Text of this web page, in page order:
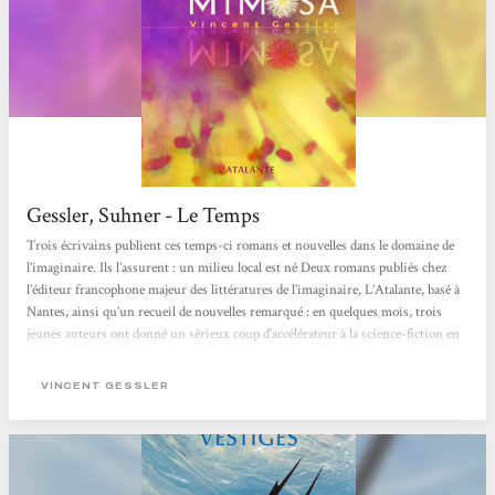
Gessler, Suhner - Le Temps
Trois écrivains publient ces temps-ci romans et nouvelles dans le domaine de
l’imaginaire. Ils l’assurent : un milieu local est né Deux romans publiés chez
l’éditeur francophone majeur des littératures de l’imaginaire, L’Atalante, basé à
Nantes, ainsi qu’un recueil de nouvelles remarqué : en quelques mois, trois
jeunes auteurs ont donné un sérieux coup d’accélérateur à la science-fiction en
toutes les troupes de l’imaginaire local, on réunirait une vingtaine...
VINCENT GESSLER